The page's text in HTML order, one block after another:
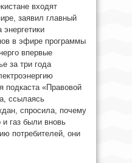
входят
заявил главный
в эфире программы
впервые
за три года
подкаста «Правовой
ссылаясь
спросила, почему
газ были вновь
потребителей, они